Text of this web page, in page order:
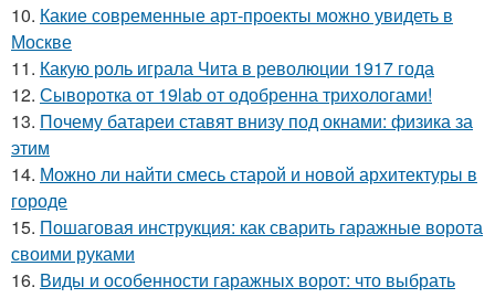
10. Какие современные арт-проекты можно увидеть в
Москве
11. Какую роль играла Чита в революции 1917 года
12. Сыворотка от 19lab от одобренна трихологами!
13. Почему батареи ставят внизу под окнами: физика за
этим
14. Можно ли найти смесь старой и новой архитектуры в
городе
15. Пошаговая инструкция: как сварить гаражные ворота
своими руками
16. Виды и особенности гаражных ворот: что выбрать